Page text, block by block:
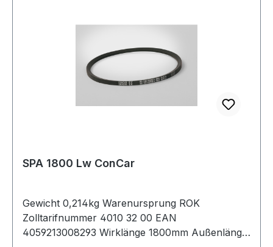
SPA 1800 Lw ConCar
Gewicht 0,214kg Warenursprung ROK
Zolltarifnummer 4010 32 00 EAN
4059213008293 Wirklänge 1800mm Außenlänge